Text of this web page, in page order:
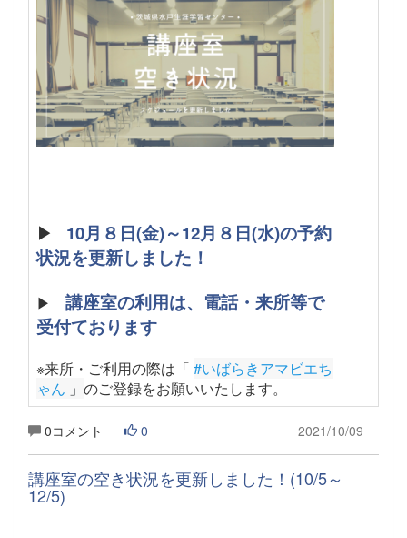
▶
10月８日(金)～12月８日(水)の予約
状況を更新しました！
▶ 講座室の利用は、電話・来所等で
受付ております
※来所・ご利用の際は「 #いばらきアマビエち
ゃん 」 のご登録をお願いいたします。
0コメント 0 2021/10/09
講座室の空き状況を更新しました！(10/5～
12/5)